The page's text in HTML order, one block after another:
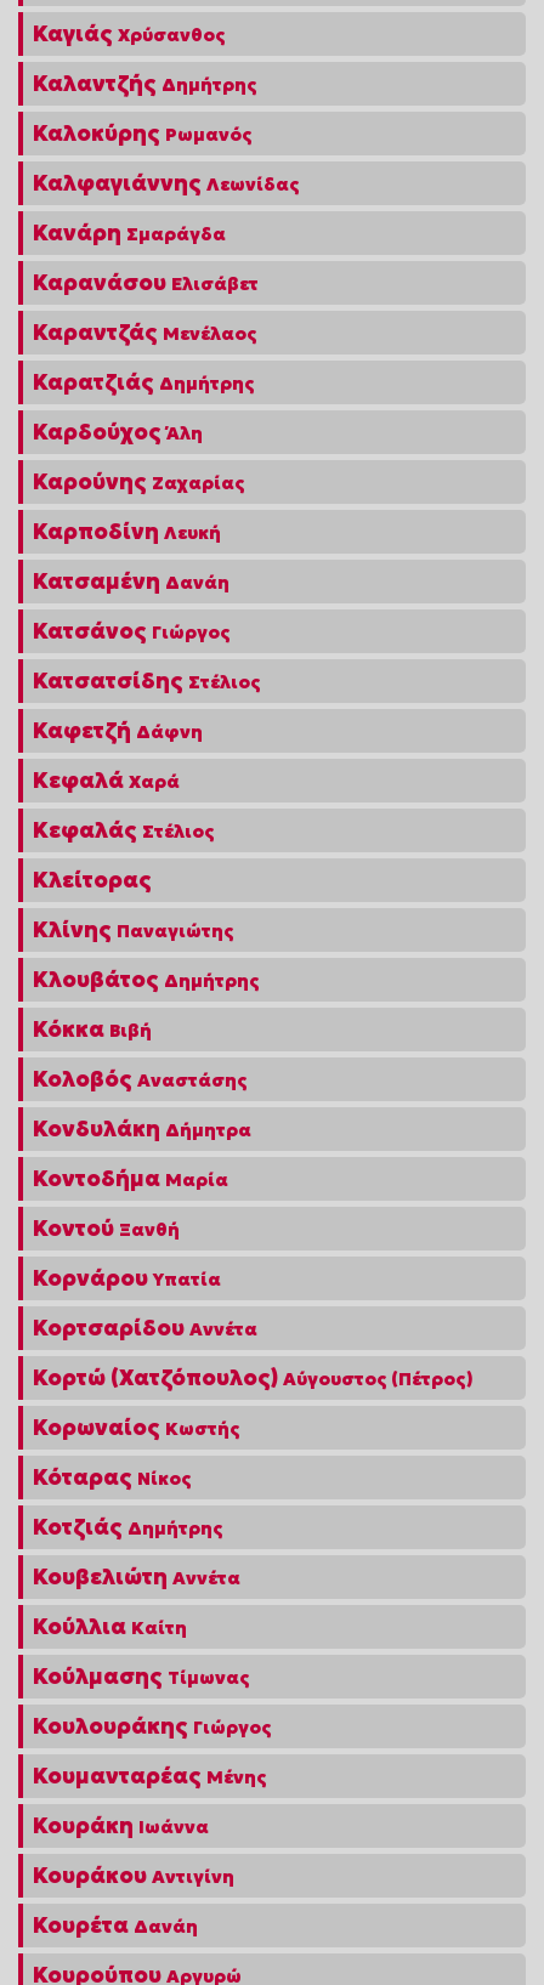
Καγιάς Χρύσανθος
Καλαντζής Δημήτρης
Καλοκύρης Ρωμανός
Καλφαγιάννης Λεωνίδας
Κανάρη Σμαράγδα
Καρανάσου Ελισάβετ
Καραντζάς Μενέλαος
Καρατζιάς Δημήτρης
Καρδούχος Άλη
Καρούνης Ζαχαρίας
Καρποδίνη Λευκή
Κατσαμένη Δανάη
Κατσάνος Γιώργος
Κατσατσίδης Στέλιος
Καφετζή Δάφνη
Κεφαλά Χαρά
Κεφαλάς Στέλιος
Κλείτορας
Κλίνης Παναγιώτης
Κλουβάτος Δημήτρης
Κόκκα Βιβή
Κολοβός Αναστάσης
Κονδυλάκη Δήμητρα
Κοντοδήμα Μαρία
Κοντού Ξανθή
Κορνάρου Υπατία
Κορτσαρίδου Αννέτα
Κορτώ (Χατζόπουλος) Αύγουστος (Πέτρος)
Κορωναίος Κωστής
Κόταρας Νίκος
Κοτζιάς Δημήτρης
Κουβελιώτη Αννέτα
Κούλλια Καίτη
Κούλμασης Τίμωνας
Κουλουράκης Γιώργος
Κουμανταρέας Μένης
Κουράκη Ιωάννα
Κουράκου Αντιγίνη
Κουρέτα Δανάη
Κουρούπου Αργυρώ